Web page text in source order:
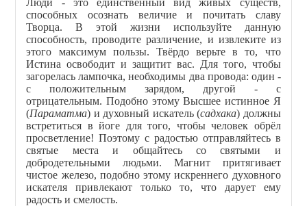
Люди - это единственный вид живых существ,
способных осознать величие и почитать славу
Творца. В этой жизни используйте данную
способность, проводите различение, и извлеките из
этого максимум пользы. Твёрдо верьте в то, что
Истина освободит и защитит вас. Для того, чтобы
загорелась лампочка, необходимы два провода: один -
с положительным зарядом, другой - с
отрицательным. Подобно этому Высшее истинное Я
(Параматма) и духовный искатель (садхака) должны
встретиться в йоге для того, чтобы человек обрёл
просветление! Поэтому с радостью отправляйтесь в
святые места и общайтесь со святыми и
добродетельными людьми. Магнит притягивает
чистое железо, подобно этому искреннего духовного
искателя привлекают только то, что дарует ему
радость и смелость.